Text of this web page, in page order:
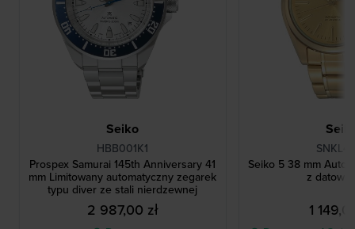
Seiko
HBB001K1
Prospex Samurai 145th Anniversary 41
mm Limitowany automatyczny zegarek
typu diver ze stali nierdzewnej
2 987,00 zł
Seiko 5 38 mm
z
1